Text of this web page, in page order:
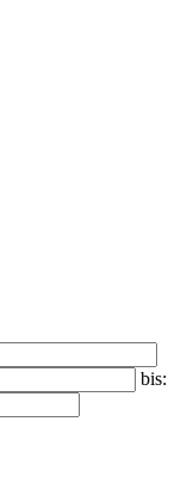
bis: